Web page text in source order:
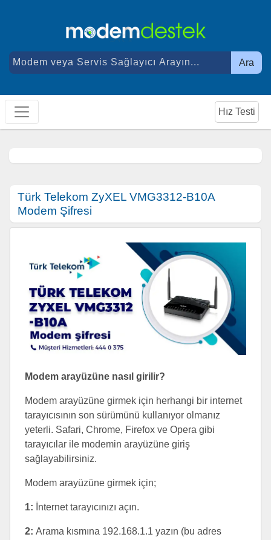
Ara
Hız Testi
Türk Telekom ZyXEL VMG3312-B10A
Modem Şifresi
Modem arayüzüne nasıl girilir?
Modem arayüzüne girmek için herhangi bir internet
tarayıcısının son sürümünü kullanıyor olmanız
yeterli. Safari, Chrome, Firefox ve Opera gibi
tarayıcılar ile modemin arayüzüne giriş
sağlayabilirsiniz.
Modem arayüzüne girmek için;
1: İnternet tarayıcınızı açın.
2: Arama kısmına 192.168.1.1 yazın (bu adres